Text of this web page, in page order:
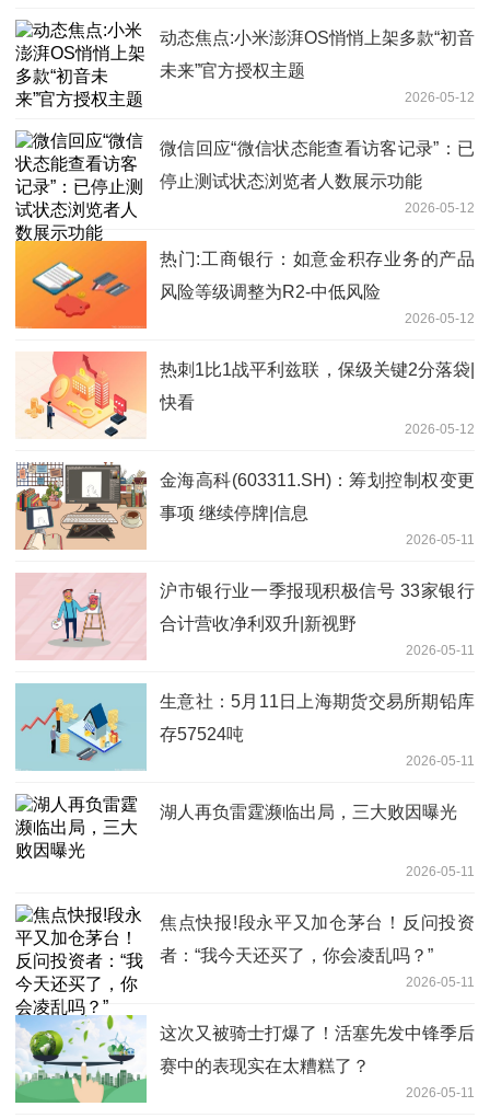
动态焦点:小米澎湃OS悄悄上架多款“初音
未来”官方授权主题
2026-05-12
微信回应“微信状态能查看访客记录”：已
停止测试状态浏览者人数展示功能
2026-05-12
热门:工商银行：如意金积存业务的产品
风险等级调整为R2-中低风险
2026-05-12
热刺1比1战平利兹联，保级关键2分落袋|
快看
2026-05-12
金海高科(603311.SH)：筹划控制权变更
事项 继续停牌|信息
2026-05-11
沪市银行业一季报现积极信号 33家银行
合计营收净利双升|新视野
2026-05-11
生意社：5月11日上海期货交易所期铅库
存57524吨
2026-05-11
湖人再负雷霆濒临出局，三大败因曝光
2026-05-11
焦点快报!段永平又加仓茅台！反问投资
者：“我今天还买了，你会凌乱吗？”
2026-05-11
这次又被骑士打爆了！活塞先发中锋季后
赛中的表现实在太糟糕了？
2026-05-11